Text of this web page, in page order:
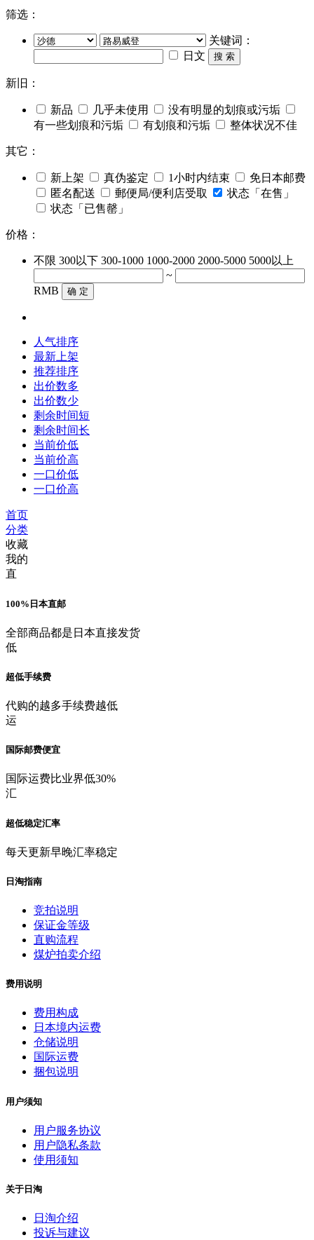
筛选：
关键词：
日文
搜 索
新旧：
新品 几乎未使用
没有明显的划痕或污垢
有一些划痕和污垢
有划痕和污垢 整体状况不佳
其它：
新上架 真伪鉴定 1小时内结束
免日本邮费
匿名配送
郵便局/便利店受取
状态「在售」
状态「已售罄」
价格：
不限 300以下 300-1000 1000-2000 2000-5000 5000以上
~
RMB
确 定
人气排序
最新上架
推荐排序
出价数多
出价数少
剩余时间短
剩余时间长
当前价低
当前价高
一口价低
一口价高
首页
分类
收藏
我的
直
100%日本直邮
全部商品都是日本直接发货
低
超低手续费
代购的越多手续费越低
运
国际邮费便宜
国际运费比业界低30%
汇
超低稳定汇率
每天更新早晚汇率稳定
日淘指南
竞拍说明
保证金等级
直购流程
煤炉拍卖介绍
费用说明
费用构成
日本境内运费
仓储说明
国际运费
捆包说明
用户须知
用户服务协议
用户隐私条款
使用须知
关于日淘
日淘介绍
投诉与建议